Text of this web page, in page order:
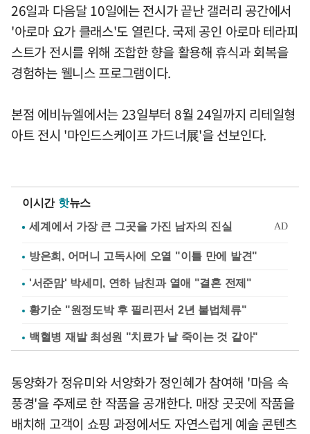
26일과 다음달 10일에는 전시가 끝난 갤러리 공간에서
'아로마 요가 클래스'도 열린다. 국제 공인 아로마 테라피
스트가 전시를 위해 조합한 향을 활용해 휴식과 회복을
경험하는 웰니스 프로그램이다.
본점 에비뉴엘에서는 23일부터 8월 24일까지 리테일형
아트 전시 '마인드스케이프 가드너展'을 선보인다.
이시간 핫뉴스
방은희, 어머니 고독사에 오열 "이틀 만에 발견"
'서준맘' 박세미, 연하 남친과 열애 "결혼 전제"
황기순 "원정도박 후 필리핀서 2년 불법체류"
백혈병 재발 최성원 "치료가 날 죽이는 것 같아"
동양화가 정유미와 서양화가 정인혜가 참여해 '마음 속
풍경'을 주제로 한 작품을 공개한다. 매장 곳곳에 작품을
배치해 고객이 쇼핑 과정에서도 자연스럽게 예술 콘텐츠